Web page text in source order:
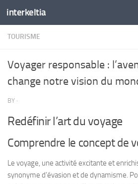
Skip to content
interkeltia
TOURISME
Voyager responsable :
change notre vision du
BY ·
Redéfinir l’art du voyage
Comprendre le concept de
Le voyage, une activité excitante et
synonyme d’évasion et de dynamisme.